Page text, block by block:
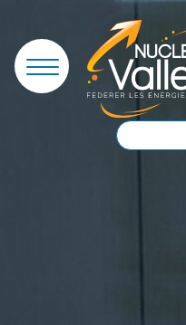
Panneau de gestion des